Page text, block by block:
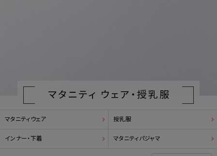
マタニティ ウェア・授乳服
マタニティウェア 授乳服
インナー・下着 マタニティパジャマ